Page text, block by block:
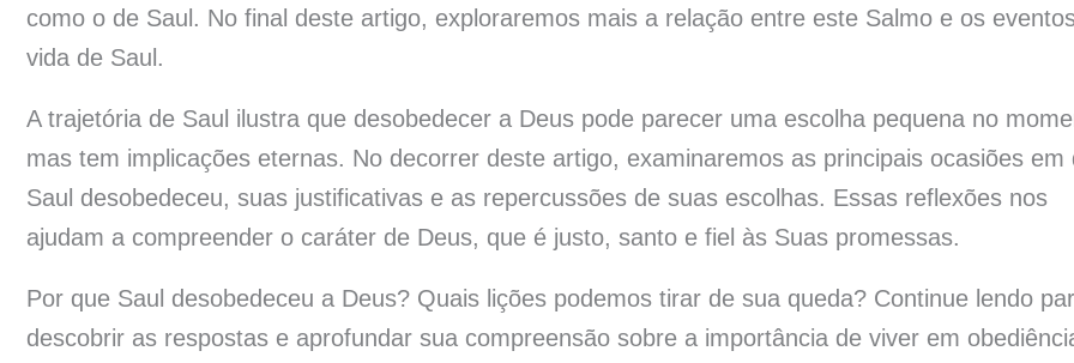
como o de Saul. No final deste artigo, exploraremos mais a relação entre este Salmo e os
vida de Saul.
A trajetória de Saul ilustra que desobedecer a Deus pode parecer uma escolha pequena no
mas tem implicações eternas. No decorrer deste artigo, examinaremos as principais ocasiões em
Saul desobedeceu, suas justificativas e as repercussões de suas escolhas. Essas reflexões nos
ajudam a compreender o caráter de Deus, que é justo, santo e fiel às Suas promessas.
Por que Saul desobedeceu a Deus? Quais lições podemos tirar de sua queda? Continue lendo
descobrir as respostas e aprofundar sua compreensão sobre a importância de viver em